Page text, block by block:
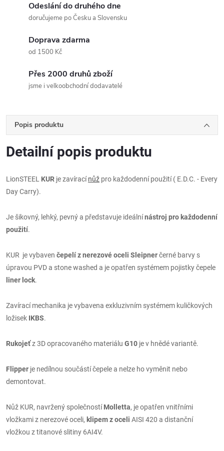
Odeslání do druhého dne
doručujeme po Česku a Slovensku
Doprava zdarma
od 1500 Kč
Přes 2000 druhů zboží
jsme i velkoobchodní dodavatelé
Popis produktu
Detailní popis produktu
LionSTEEL KUR je zavíracínůž pro každodenní použití ( E.D.C. - Every
Day Carry).
Je šikovný, lehký, pevný a představuje ideálnínástroj pro každodenní
použití.
KUR je vybaven čepelí z nerezové oceli Sleipnerčerné barvy s
úpravou PVD a stone washed a je opatřen systémem pojistky čepele
liner lock.
Zavírací mechanika je vybavena exkluzivním systémem kuličkových
ložisek IKBS.
Rukojeťz 3D opracovaného materiálu G10 je v hnědé variantě.
Flipper je nedílnou součástí čepele a nelze ho vyměnit nebo
demontovat.
Nůž KUR, navržený společnostíMolletta, je opatřen vnitřními
vložkami z nerezové oceli, klipem z oceli AISI 420 a distanční
vložkou z titanové slitiny 6AI4V.